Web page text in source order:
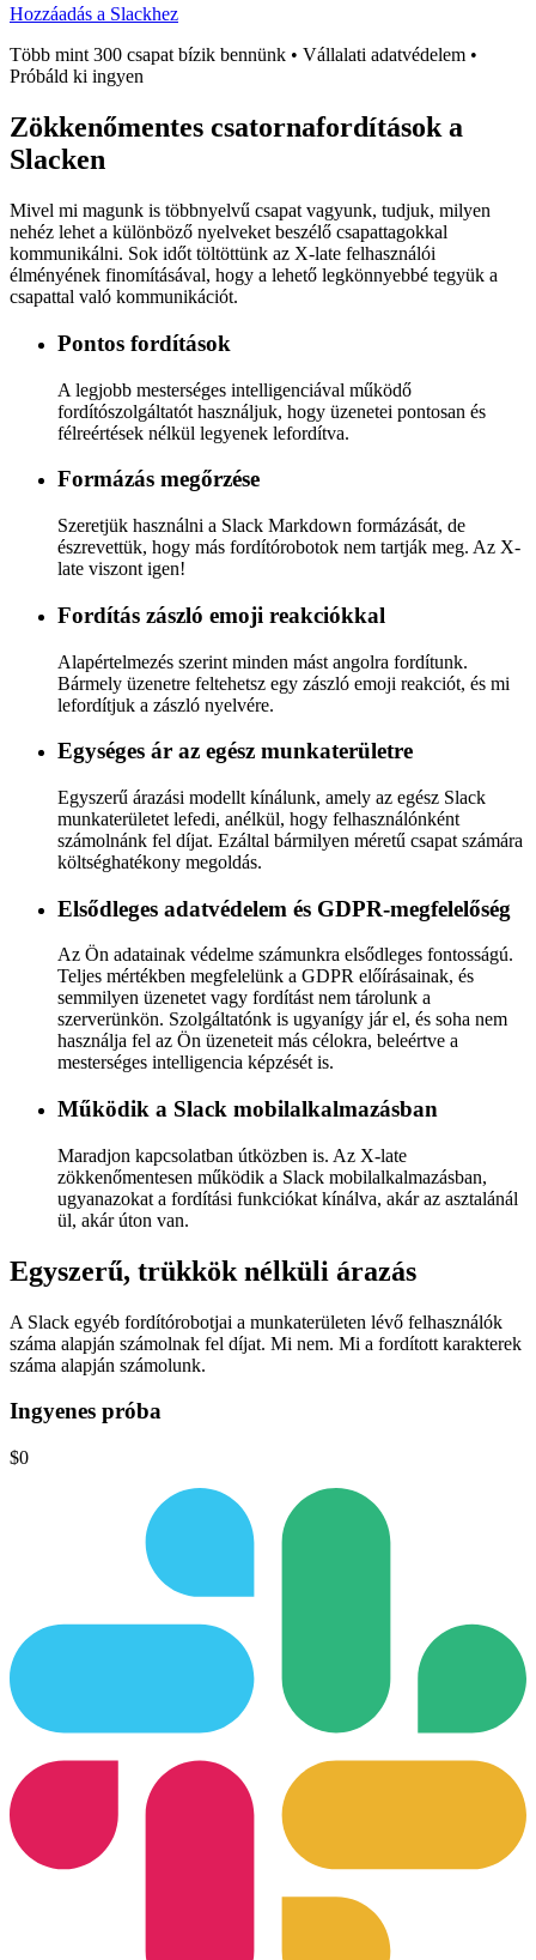
Hozzáadás a Slackhez
Több mint 300 csapat bízik bennünk • Vállalati adatvédelem •
Próbáld ki ingyen
Zökkenőmentes csatornafordítások a
Slacken
Mivel mi magunk is többnyelvű csapat vagyunk, tudjuk, milyen
nehéz lehet a különböző nyelveket beszélő csapattagokkal
kommunikálni. Sok időt töltöttünk az X-late felhasználói
élményének finomításával, hogy a lehető legkönnyebbé tegyük a
csapattal való kommunikációt.
Pontos fordítások
A legjobb mesterséges intelligenciával működő
fordítószolgáltatót használjuk, hogy üzenetei pontosan és
félreértések nélkül legyenek lefordítva.
Formázás megőrzése
Szeretjük használni a Slack Markdown formázását, de
észrevettük, hogy más fordítórobotok nem tartják meg. Az X-
late viszont igen!
Fordítás zászló emoji reakciókkal
Alapértelmezés szerint minden mást angolra fordítunk.
Bármely üzenetre feltehetsz egy zászló emoji reakciót, és mi
lefordítjuk a zászló nyelvére.
Egységes ár az egész munkaterületre
Egyszerű árazási modellt kínálunk, amely az egész Slack
munkaterületet lefedi, anélkül, hogy felhasználónként
számolnánk fel díjat. Ezáltal bármilyen méretű csapat számára
költséghatékony megoldás.
Elsődleges adatvédelem és GDPR-megfelelőség
Az Ön adatainak védelme számunkra elsődleges fontosságú.
Teljes mértékben megfelelünk a GDPR előírásainak, és
semmilyen üzenetet vagy fordítást nem tárolunk a
szerverünkön. Szolgáltatónk is ugyanígy jár el, és soha nem
használja fel az Ön üzeneteit más célokra, beleértve a
mesterséges intelligencia képzését is.
Működik a Slack mobilalkalmazásban
Maradjon kapcsolatban útközben is. Az X-late
zökkenőmentesen működik a Slack mobilalkalmazásban,
ugyanazokat a fordítási funkciókat kínálva, akár az asztalánál
ül, akár úton van.
Egyszerű, trükkök nélküli árazás
A Slack egyéb fordítórobotjai a munkaterületen lévő felhasználók
száma alapján számolnak fel díjat. Mi nem. Mi a fordított karakterek
száma alapján számolunk.
Ingyenes próba
$0